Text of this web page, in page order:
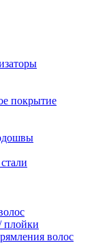
покрытие
плойки
волос